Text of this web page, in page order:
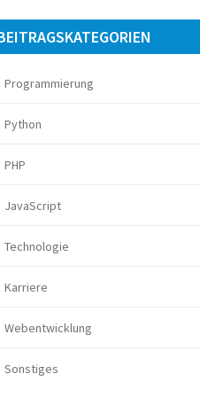
Programmierung
Python
PHP
JavaScript
Technologie
Karriere
Webentwicklung
Sonstiges